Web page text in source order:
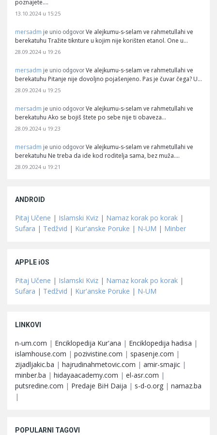
poznajete.…
13.10.2024 u 15:25
mersadm je unio odgovor Ve alejkumu-s-selam ve rahmetullahi ve
berekatuhu Tražite tiknture u kojim nije korišten etanol. One u…
28.09.2024 u 19:26
mersadm je unio odgovor Ve alejkumu-s-selam ve rahmetullahi ve
berekatuhu Pitanje nije dovoljno pojašenjeno. Pas je čuvar čega? U…
28.09.2024 u 19:25
mersadm je unio odgovor Ve alejkumu-s-selam ve rahmetullahi ve
berekatuhu Ako se bojiš štete po sebe nije ti obaveza…
28.09.2024 u 19:23
mersadm je unio odgovor Ve alejkumu-s-selam ve rahmetullahi ve
berekatuhu Ne treba da ide kod roditelja sama, bez muža.…
28.09.2024 u 19:21
ANDROID
Pitaj Učene | Islamski Kviz | Namaz korak po korak |
Sufara | Tedžvid | Kur'anske Poruke | N-UM | Minber
APPLE iOS
Pitaj Učene | Islamski Kviz | Namaz korak po korak |
Sufara | Tedžvid | Kur'anske Poruke | N-UM
LINKOVI
n-um.com | Enciklopedija Kur'ana | Enciklopedija hadisa |
islamhouse.com | pozivistine.com | spasenje.com |
zijadljakic.ba | hajrudinahmetovic.com | amir-smajic |
minber.ba | hidayaacademy.com | el-asr.com |
putsredine.com | Predaje BiH Daija | s-d-o.org | namaz.ba
|
POPULARNI TAGOVI